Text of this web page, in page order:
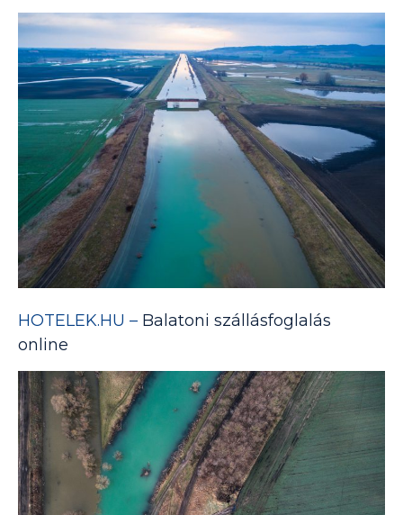
HOTELEK.HU – Balatoni szállásfoglalás
online